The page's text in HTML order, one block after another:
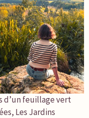
d’un feuillage vert
Les Jardins